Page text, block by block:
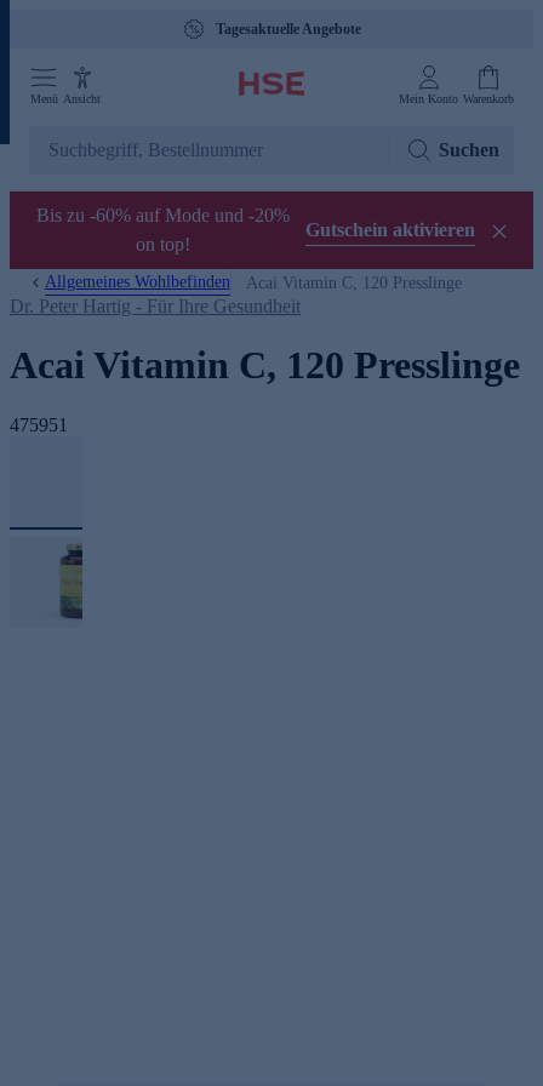
Tagesaktuelle Angebote
Menü Ansicht Mein Konto Warenkorb
Suchen
Bis zu -60% auf Mode und -20%
on top!
Gutschein aktivieren
Allgemeines Wohlbefinden Acai Vitamin C, 120 Presslinge
Dr. Peter Hartig - Für Ihre Gesundheit
Acai Vitamin C, 120 Presslinge
475951